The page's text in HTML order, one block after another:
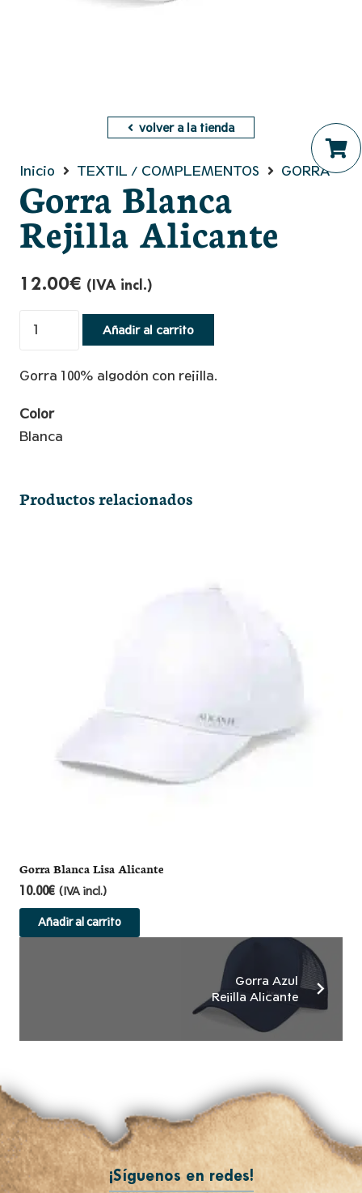
volver a la tienda
Inicio TEXTIL / COMPLEMENTOS GORRA
Gorra Blanca
Rejilla Alicante
12.00€ (IVA incl.)
cantidad
Añadir al carrito
Gorra 100% algodón con rejilla.
Color
Blanca
Productos relacionados
Gorra Blanca Lisa Alicante
10.00€ (IVA incl.)
Añadir al carrito
Gorra Azul
Rejilla Alicante
¡Síguenos en redes!